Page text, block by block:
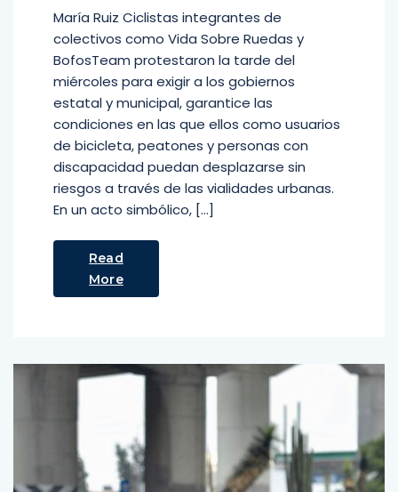
María Ruiz Ciclistas integrantes de
colectivos como Vida Sobre Ruedas y
BofosTeam protestaron la tarde del
miércoles para exigir a los gobiernos
estatal y municipal, garantice las
condiciones en las que ellos como usuarios
de bicicleta, peatones y personas con
discapacidad puedan desplazarse sin
riesgos a través de las vialidades urbanas.
En un acto simbólico, […]
Read
More